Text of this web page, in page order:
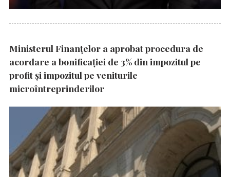
Ministerul Finanțelor a aprobat procedura de
acordare a bonificației de 3% din impozitul pe
profit și impozitul pe veniturile
microîntreprinderilor